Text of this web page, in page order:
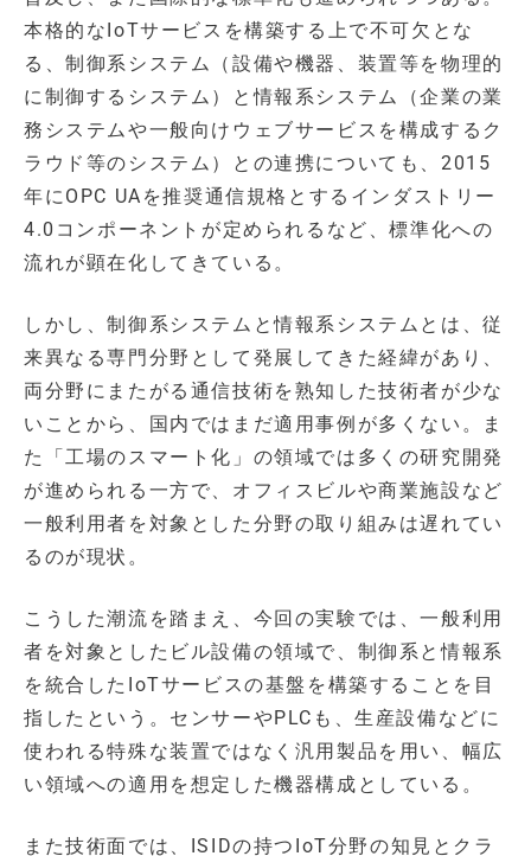
本格的なIoTサービスを構築する上で不可欠とな
る、制御系システム（設備や機器、装置等を物理的
に制御するシステム）と情報系システム（企業の業
務システムや一般向けウェブサービスを構成するク
ラウド等のシステム）との連携についても、2015
年にOPC UAを推奨通信規格とするインダストリー
4.0コンポーネントが定められるなど、標準化への
流れが顕在化してきている。
しかし、制御系システムと情報系システムとは、従
来異なる専門分野として発展してきた経緯があり、
両分野にまたがる通信技術を熟知した技術者が少な
いことから、国内ではまだ適用事例が多くない。ま
た「工場のスマート化」の領域では多くの研究開発
が進められる一方で、オフィスビルや商業施設など
一般利用者を対象とした分野の取り組みは遅れてい
るのが現状。
こうした潮流を踏まえ、今回の実験では、一般利用
者を対象としたビル設備の領域で、制御系と情報系
を統合したIoTサービスの基盤を構築することを目
指したという。センサーやPLCも、生産設備などに
使われる特殊な装置ではなく汎用製品を用い、幅広
い領域への適用を想定した機器構成としている。
また技術面では、ISIDの持つIoT分野の知見とクラ